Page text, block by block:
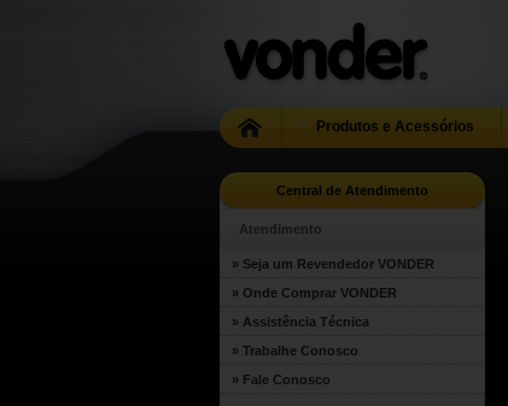
Produtos e Acessórios
Central de Atendimento
Atendimento
» Seja um Revendedor VONDER
» Onde Comprar VONDER
» Assistência Técnica
» Trabalhe Conosco
» Fale Conosco